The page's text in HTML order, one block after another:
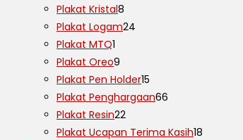
Plakat Kristal8
Plakat Logam24
Plakat MTQ1
Plakat Oreo9
Plakat Pen Holder15
Plakat Penghargaan66
Plakat Resin22
Plakat Ucapan Terima Kasih18